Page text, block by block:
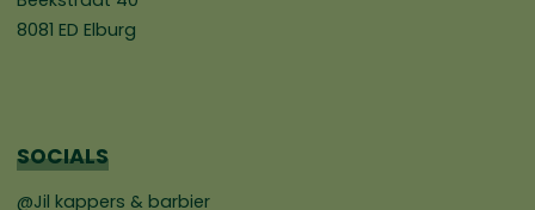
8081 ED Elburg
SOCIALS
@Jil kappers & barbier